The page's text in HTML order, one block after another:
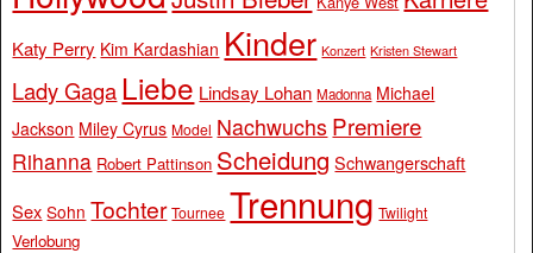
Katy Perry Kim Kardashian Kinder Konzert Kristen Stewart
Lady Gaga Liebe Lindsay Lohan Madonna Michael
Jackson Miley Cyrus Model Nachwuchs Premiere
Rihanna Robert Pattinson Scheidung Schwangerschaft
Sex Sohn Tochter Tournee Trennung Twilight
Verlobung